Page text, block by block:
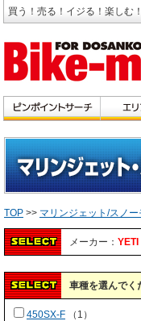
買う！売る！イジる！楽しむ
TOP >> マリンジェット/スノ
メーカー： YETI
車種を選んでく
450SX-F （1）